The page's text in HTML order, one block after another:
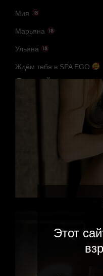
Мия
Марьяна
Ульяна
Ждём тебя в SPA EGO
Случайные
Этот